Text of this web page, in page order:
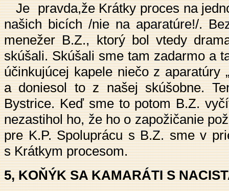
Je pravda,že Krátky proces na
našich bicích /nie na aparatúre!/.
menežer B.Z., ktorý bol vtedy
skúšali. Skúšali sme tam zadarmo a
účinkujúcej kapele niečo z aparatúry
a doniesol to z našej skúšobne.
Bystrice. Keď sme to potom B.Z.
nezastihol ho, že ho o zapožičanie
pre K.P. Spoluprácu s B.Z. sme v
s Krátkym procesom.
5, KOŇÝK SA KAMARÁTI S